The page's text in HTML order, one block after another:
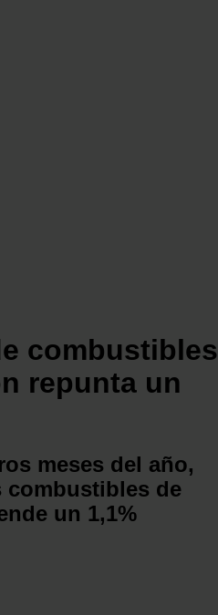
combustibles
repunta un
meses del año,
combustibles de
un 1,1%